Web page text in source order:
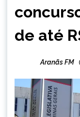
de até
Aranãs FM